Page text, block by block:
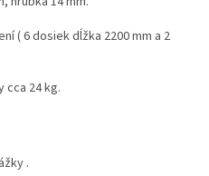
( 6 dosiek dĺžka 2200 mm a 2
cca 24 kg.
.